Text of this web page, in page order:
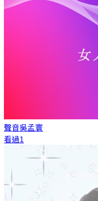
聲音吳孟寰
看過1